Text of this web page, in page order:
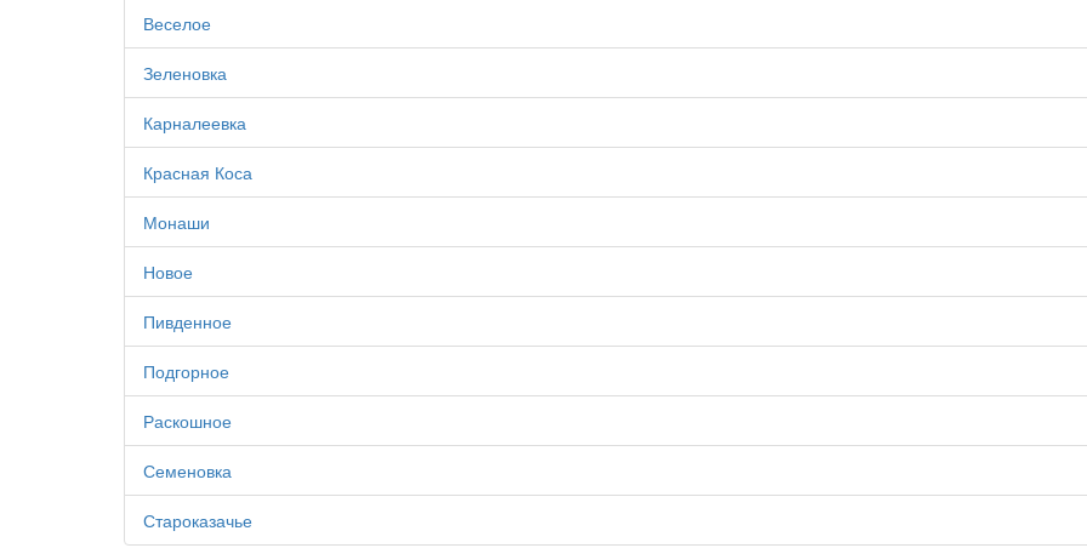
Веселое
Зеленовка
Карналеевка
Красная Коса
Монаши
Новое
Пивденное
Подгорное
Раскошное
Семеновка
Староказачье